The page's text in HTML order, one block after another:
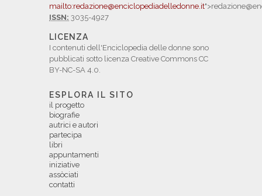
mailto:redazione@enciclopediadelledonne.it
ISSN: 3035-4927
LICENZA
I contenuti dell'Enciclopedia delle donne sono
pubblicati sotto licenza Creative Commons CC
BY-NC-SA 4.0.
ESPLORA IL SITO
il progetto
biografie
autrici e autori
partecipa
libri
appuntamenti
iniziative
assòciati
contatti